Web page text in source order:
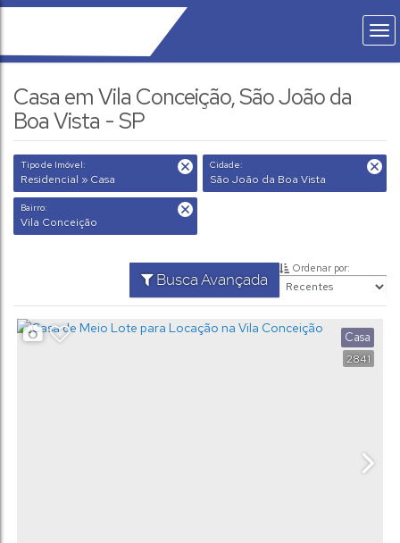
Casa em Vila Conceição, São João da
Boa Vista - SP
Tipo de Imóvel:
Residencial » Casa
Cidade:
São João da Boa Vista
Bairro:
Vila Conceição
Busca Avançada
Ordenar por:
2841
Casa